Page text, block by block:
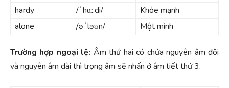
hardy
/ˈhɑː.di/
Khỏe mạnh
alone
/əˈləʊn/ Một mình
Trường hợp ngoại lệ: Âm thứ hai có chứa nguyên âm đôi
và nguyên âm dài thì trọng âm sẽ nhấn ở âm tiết thứ 3.